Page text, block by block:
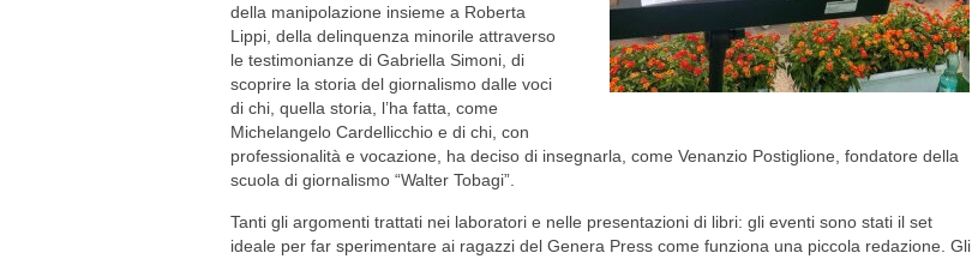
della manipolazione insieme a Roberta
Lippi, della delinquenza minorile attraverso
le testimonianze di Gabriella Simoni, di
scoprire la storia del giornalismo dalle voci
di chi, quella storia, l’ha fatta, come
Michelangelo Cardellicchio e di chi, con
professionalità e vocazione, ha deciso di insegnarla, come Venanzio Postiglione, fondatore della
scuola di giornalismo “Walter Tobagi”.
Tanti gli argomenti trattati nei laboratori e nelle presentazioni di libri: gli eventi sono stati il set
ideale per far sperimentare ai ragazzi del Genera Press come funziona una piccola redazione. Gli